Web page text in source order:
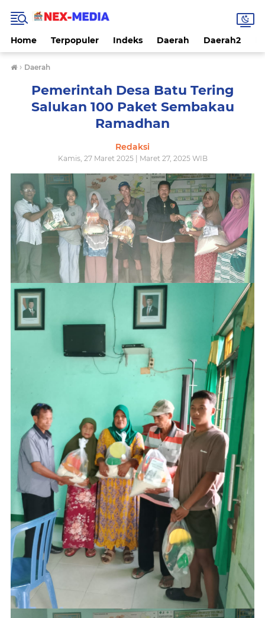
Home Terpopuler Indeks Daerah Daerah2
› Daerah
Pemerintah Desa Batu Tering
Salukan 100 Paket Sembakau
Ramadhan
Redaksi
Kamis, 27 Maret 2025 | Maret 27, 2025 WIB